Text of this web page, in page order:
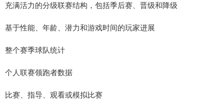
充满活力的分级联赛结构，包括季后赛、晋级和降级
基于性能、年龄、潜力和游戏时间的玩家进展
整个赛季球队统计
个人联赛领跑者数据
比赛、指导、观看或模拟比赛